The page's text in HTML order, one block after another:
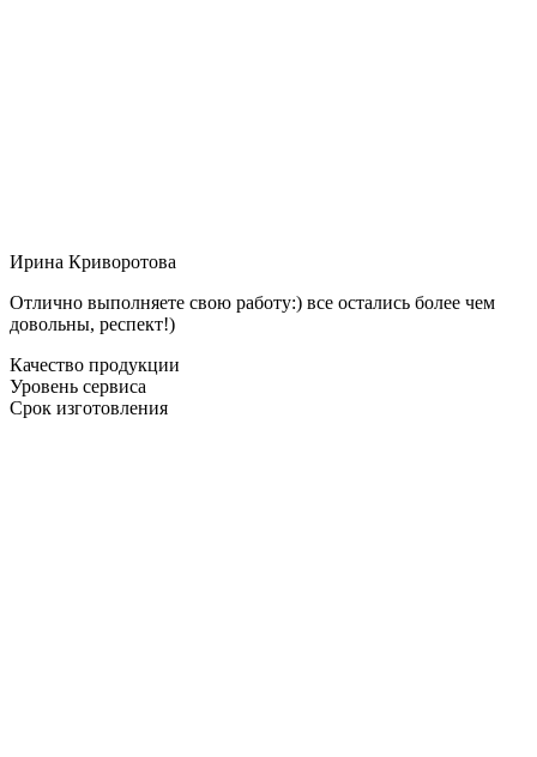
Ирина Криворотова
Отлично выполняете свою работу:) все остались более чем
довольны, респект!)
Качество продукции
Уровень сервиса
Срок изготовления